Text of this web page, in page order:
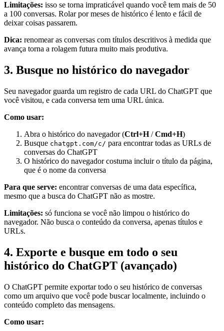
Limitações: isso se torna impraticável quando você tem mais de 50
a 100 conversas. Rolar por meses de histórico é lento e fácil de
deixar coisas passarem.
Dica: renomear as conversas com títulos descritivos à medida que
avança torna a rolagem futura muito mais produtiva.
3. Busque no histórico do navegador
Seu navegador guarda um registro de cada URL do ChatGPT que
você visitou, e cada conversa tem uma URL única.
Como usar:
Abra o histórico do navegador (Ctrl+H/Cmd+H)
Busque chatgpt.com/c/ para encontrar todas as URLs de
conversas do ChatGPT
O histórico do navegador costuma incluir o título da página,
que é o nome da conversa
Para que serve: encontrar conversas de uma data específica,
mesmo que a busca do ChatGPT não as mostre.
Limitações: só funciona se você não limpou o histórico do
navegador. Não busca o conteúdo da conversa, apenas títulos e
URLs.
4. Exporte e busque em todo o seu
histórico do ChatGPT (avançado)
O ChatGPT permite exportar todo o seu histórico de conversas
como um arquivo que você pode buscar localmente, incluindo o
conteúdo completo das mensagens.
Como usar: